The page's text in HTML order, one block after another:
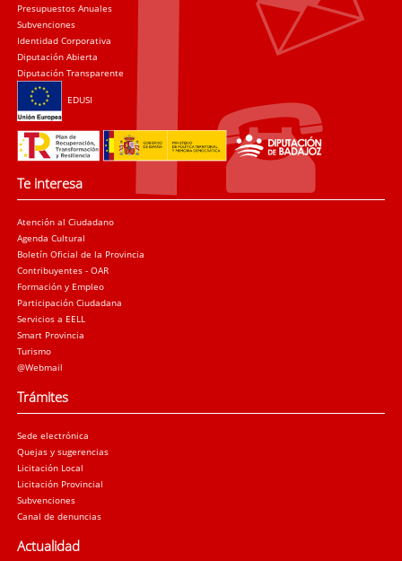
Presupuestos Anuales
Subvenciones
Identidad Corporativa
Diputación Abierta
Diputación Transparente
EDUSI
Te interesa
Atención al Ciudadano
Agenda Cultural
Boletín Oficial de la Provincia
Contribuyentes - OAR
Formación y Empleo
Participación Ciudadana
Servicios a EELL
Smart Provincia
Turismo
@Webmail
Trámites
Sede electrónica
Quejas y sugerencias
Licitación Local
Licitación Provincial
Subvenciones
Canal de denuncias
Actualidad